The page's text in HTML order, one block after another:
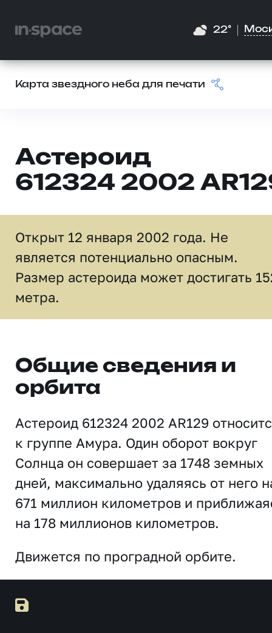
22°
Карта звездного неба для печати
Астероид
612324 2002
Открыт 12 января 2002 года. Не
является потенциально опасным.
Размер астероида может достигать
метра.
Общие сведения и
орбита
Астероид 612324 2002 AR129
к группе Амура. Один оборот вокруг
Солнца он совершает за 1748 земных
дней, максимально удаляясь от него
671 миллион километров и
на 178 миллионов километров.
Движется по проградной орбите.